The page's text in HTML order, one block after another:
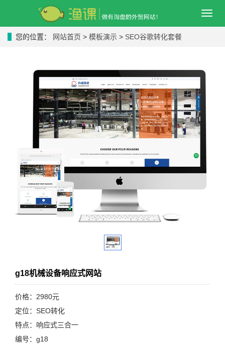
导
您的位置： 网站首页 > 模板演示 > SEO谷歌转化套餐
g18机械设备响应式网站
价格：2980元
定位：SEO转化
特点：响应式三合一
编号：g18